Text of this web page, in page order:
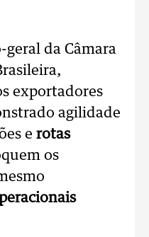
geral da Câmara
exportadores
agilidade
e rotas
os